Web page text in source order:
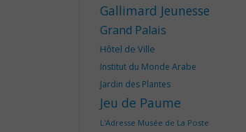
Gallimard Jeunesse
Grand Palais
Hôtel de Ville
Institut du Monde Arabe
Jardin des Plantes
Jeu de Paume
L'Adresse Musée de La Poste